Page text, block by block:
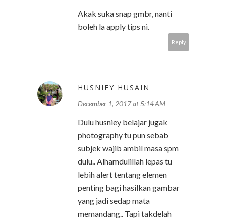
Akak suka snap gmbr, nanti
boleh la apply tips ni.
Reply
HUSNIEY HUSAIN
December 1, 2017 at 5:14 AM
Dulu husniey belajar jugak
photography tu pun sebab
subjek wajib ambil masa spm
dulu.. Alhamdulillah lepas tu
lebih alert tentang elemen
penting bagi hasilkan gambar
yang jadi sedap mata
memandang.. Tapi takdelah